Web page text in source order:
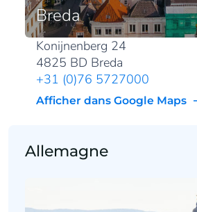
Breda
Konijnenberg 24
4825 BD Breda
+31 (0)76 5727000
Afficher dans Google Maps
Allemagne